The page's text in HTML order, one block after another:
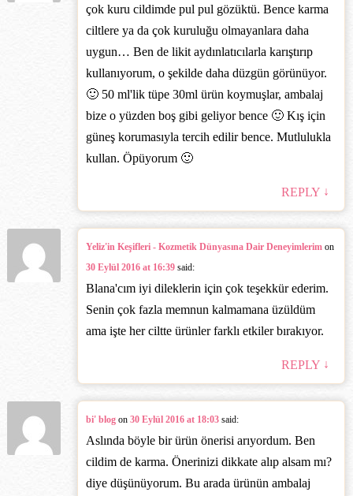
çok kuru cildimde pul pul gözüktü. Bence karma
ciltlere ya da çok kuruluğu olmayanlara daha
uygun… Ben de likit aydınlatıcılarla karıştırıp
kullanıyorum, o şekilde daha düzgün görünüyor.
🙂 50 ml'lik tüpe 30ml ürün koymuşlar, ambalaj
bize o yüzden boş gibi geliyor bence 🙂 Kış için
güneş korumasıyla tercih edilir bence. Mutlulukla
kullan. Öpüyorum 🙂
REPLY ↓
Yeliz'in Keşifleri - Kozmetik Dünyasına Dair Deneyimlerim on
30 Eylül 2016 at 16:39 said:
Blana'cım iyi dileklerin için çok teşekkür ederim.
Senin çok fazla memnun kalmamana üzüldüm
ama işte her ciltte ürünler farklı etkiler bırakıyor.
REPLY ↓
bi' blog on 30 Eylül 2016 at 18:03 said:
Aslında böyle bir ürün önerisi arıyordum. Ben
cildim de karma. Önerinizi dikkate alıp alsam mı?
diye düşünüyorum. Bu arada ürünün ambalaj